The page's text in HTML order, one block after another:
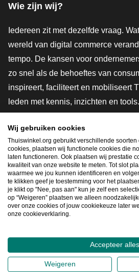
Wie zijn wij?
Iedereen zit met dezelfde vraag.
wereld van digital commerce
tempo. De kansen voor
zo snel als de behoeftes van
inspireert, faciliteert en mobiliseert
leden met kennis, inzichten en
innovatievere toekomst. Dus groei
shoppen slimmer.
Lid worden
Snel navigeren
2026©
Wij gebruiken cookies
Thuiswinkel.org gebruikt verschillende
cookies, plaatsen wij functionele cookies die
laten functioneren. Ook plaatsen wij prestatie
kwaliteit van onze website te meten. Tot slot
waarmee we jou kunnen identificeren en
te klikken geef je toestemming voor het
je klikt op "Nee, pas aan" kun je zelf een
op “Weigeren” plaatsen we alleen
over onze cookies of jouw cookiekeuze later
onze cookieverklaring.
Accepteer alles
Weigeren